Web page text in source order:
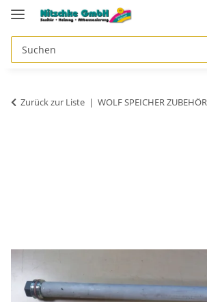
Zurück zur Liste WOLF SPEICHER ZUBEHÖR